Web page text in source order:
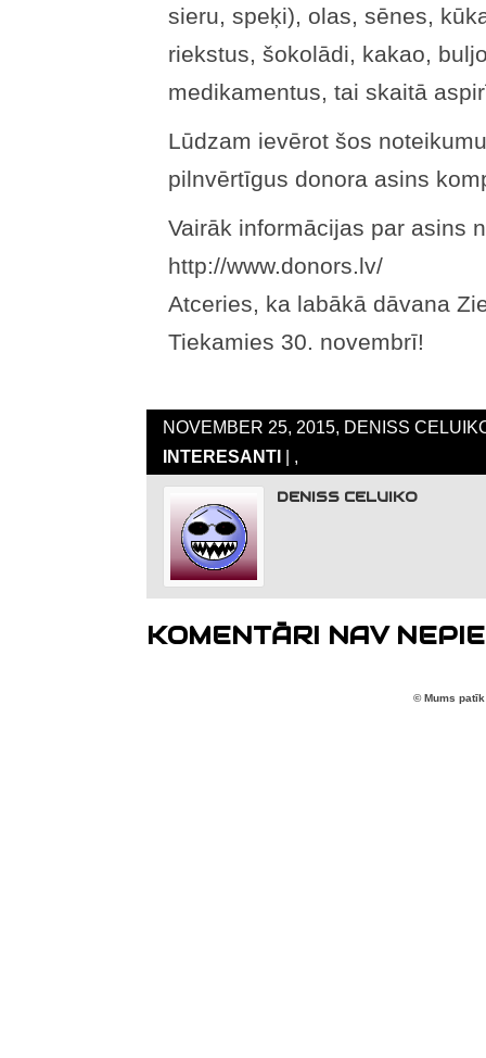
sieru, speķi), olas, sēnes,
riekstus, šokolādi, kakao,
medikamentus, tai skaitā
Lūdzam ievērot šos
pilnvērtīgus donora asins
Vairāk informācijas par asins
http://www.donors.lv/
Atceries, ka labākā dāvana
Tiekamies 30. novembrī!
NOVEMBER 25, 2015, DENISS
INTERESANTI
| ,
DENISS CELUIKO
KOMENTĀRI NAV
© Mums